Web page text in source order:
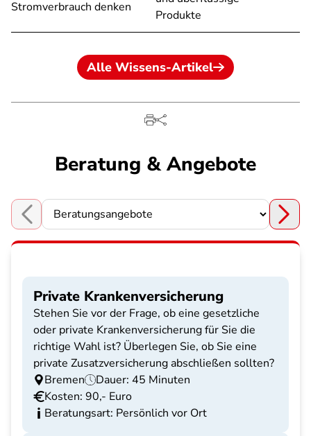
Stromverbrauch denken
Produkte
Alle Wissens-Artikel
Beratung & Angebote
Choose a section
Private Krankenversicherung
Stehen Sie vor der Frage, ob eine gesetzliche
oder private Krankenversicherung für Sie die
richtige Wahl ist? Überlegen Sie, ob Sie eine
private Zusatzversicherung abschließen sollten?
Bremen
Dauer: 45 Minuten
Kosten: 90,- Euro
Beratungsart: Persönlich vor Ort